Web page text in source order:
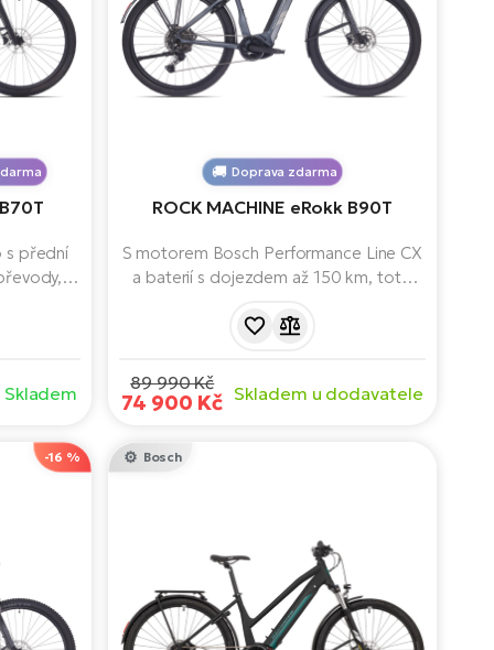
s přední
Smart
a
je nosič,
Skladem
Doprava zdarma
ROCK MACHINE eRokk B90T
S motorem Bosch Performance Line CX
a baterií s dojezdem až 150 km, toto
spolehlivost pro jízdy v náročném
jako RockShox vidlice, Shimano převody
a praktickými doplňky pro bezpečnou a
89 990 Kč
74 900 Kč Skladem u dodavatele
-16 % Bosch